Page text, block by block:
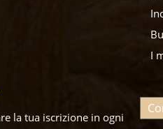
I
la tua iscrizione in ogni